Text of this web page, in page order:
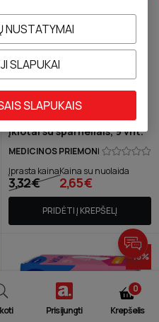
Prisijungti
0
Krepšelis
RIA ULTRA SUPER PLUS
įklotai su sparneliais, 9 vnt.
MEDICINOS PRIEMONĖ
Įprasta kaina
3,32 €
Kaina su nuolaida
2,65 €
PRIDĖTI Į KREPŠELĮ
-15%
NUSTATYMAI
SLAPUKAI
SLAPUKAIS